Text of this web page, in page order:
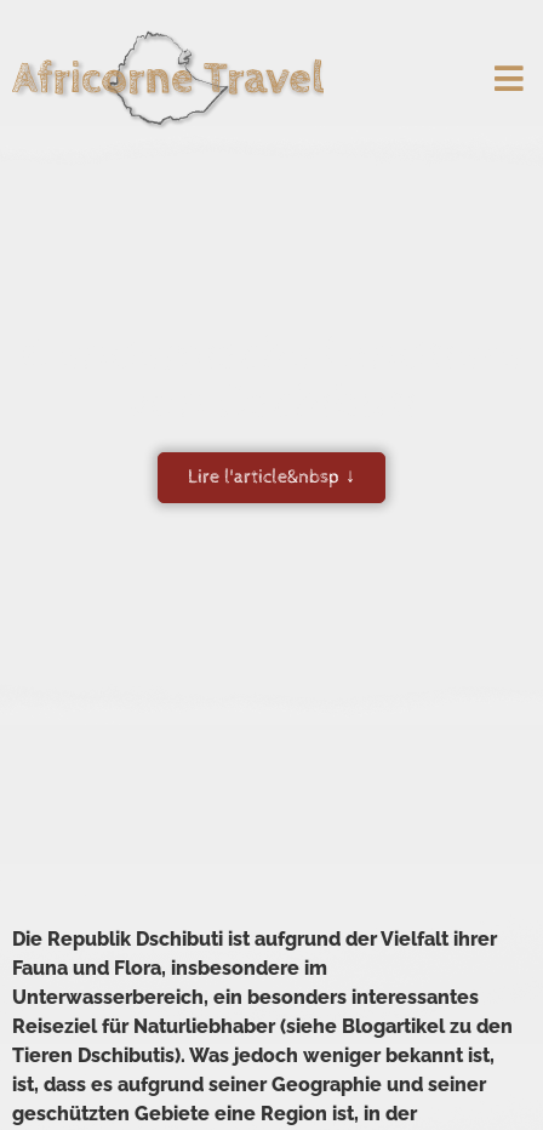
Lire l'article&nbsp ↓
Die Republik Dschibuti ist aufgrund der Vielfalt ihrer
Fauna und Flora, insbesondere im
Unterwasserbereich, ein besonders interessantes
Reiseziel für Naturliebhaber (siehe Blogartikel zu den
Tieren Dschibutis). Was jedoch weniger bekannt ist,
ist, dass es aufgrund seiner Geographie und seiner
geschützten Gebiete eine Region ist, in der